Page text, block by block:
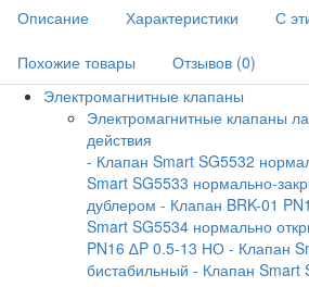
Описание Характеристики С
Похожие товары
Отзывов (0)
Электромагнитные клапаны
Электромагнитные клапаны
действия
- Клапан Smart SG5532
Smart SG5533 нормально-
дублером - Клапан BRK-01
Smart SG5534 нормально
PN16 ∆P 0.5-13 НО - Клапан
бистабильный - Клапан Smart